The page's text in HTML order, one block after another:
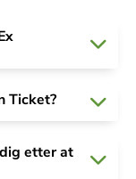
Ticket?
etter at